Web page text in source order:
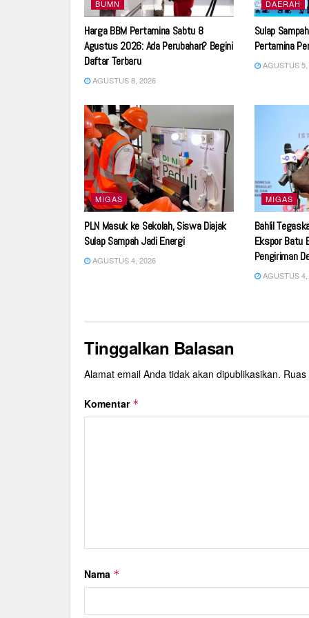
BUMN
Harga BBM Pertamina Sabtu 8
Agustus 2026: Ada Perubahan? Begini
Daftar Terbaru
AGUSTUS 8, 2026
DAERAH
Sulap
Pertamina
AGUSTUS 5,
MIGAS
PLN Masuk ke Sekolah, Siswa Diajak
Sulap Sampah Jadi Energi
AGUSTUS 4, 2026
MIGAS
Bahlil
Ekspor Batu
Pengiriman
AGUSTUS 4,
Tinggalkan Balasan
Alamat email Anda tidak akan dipublikasikan.
Komentar *
Nama *